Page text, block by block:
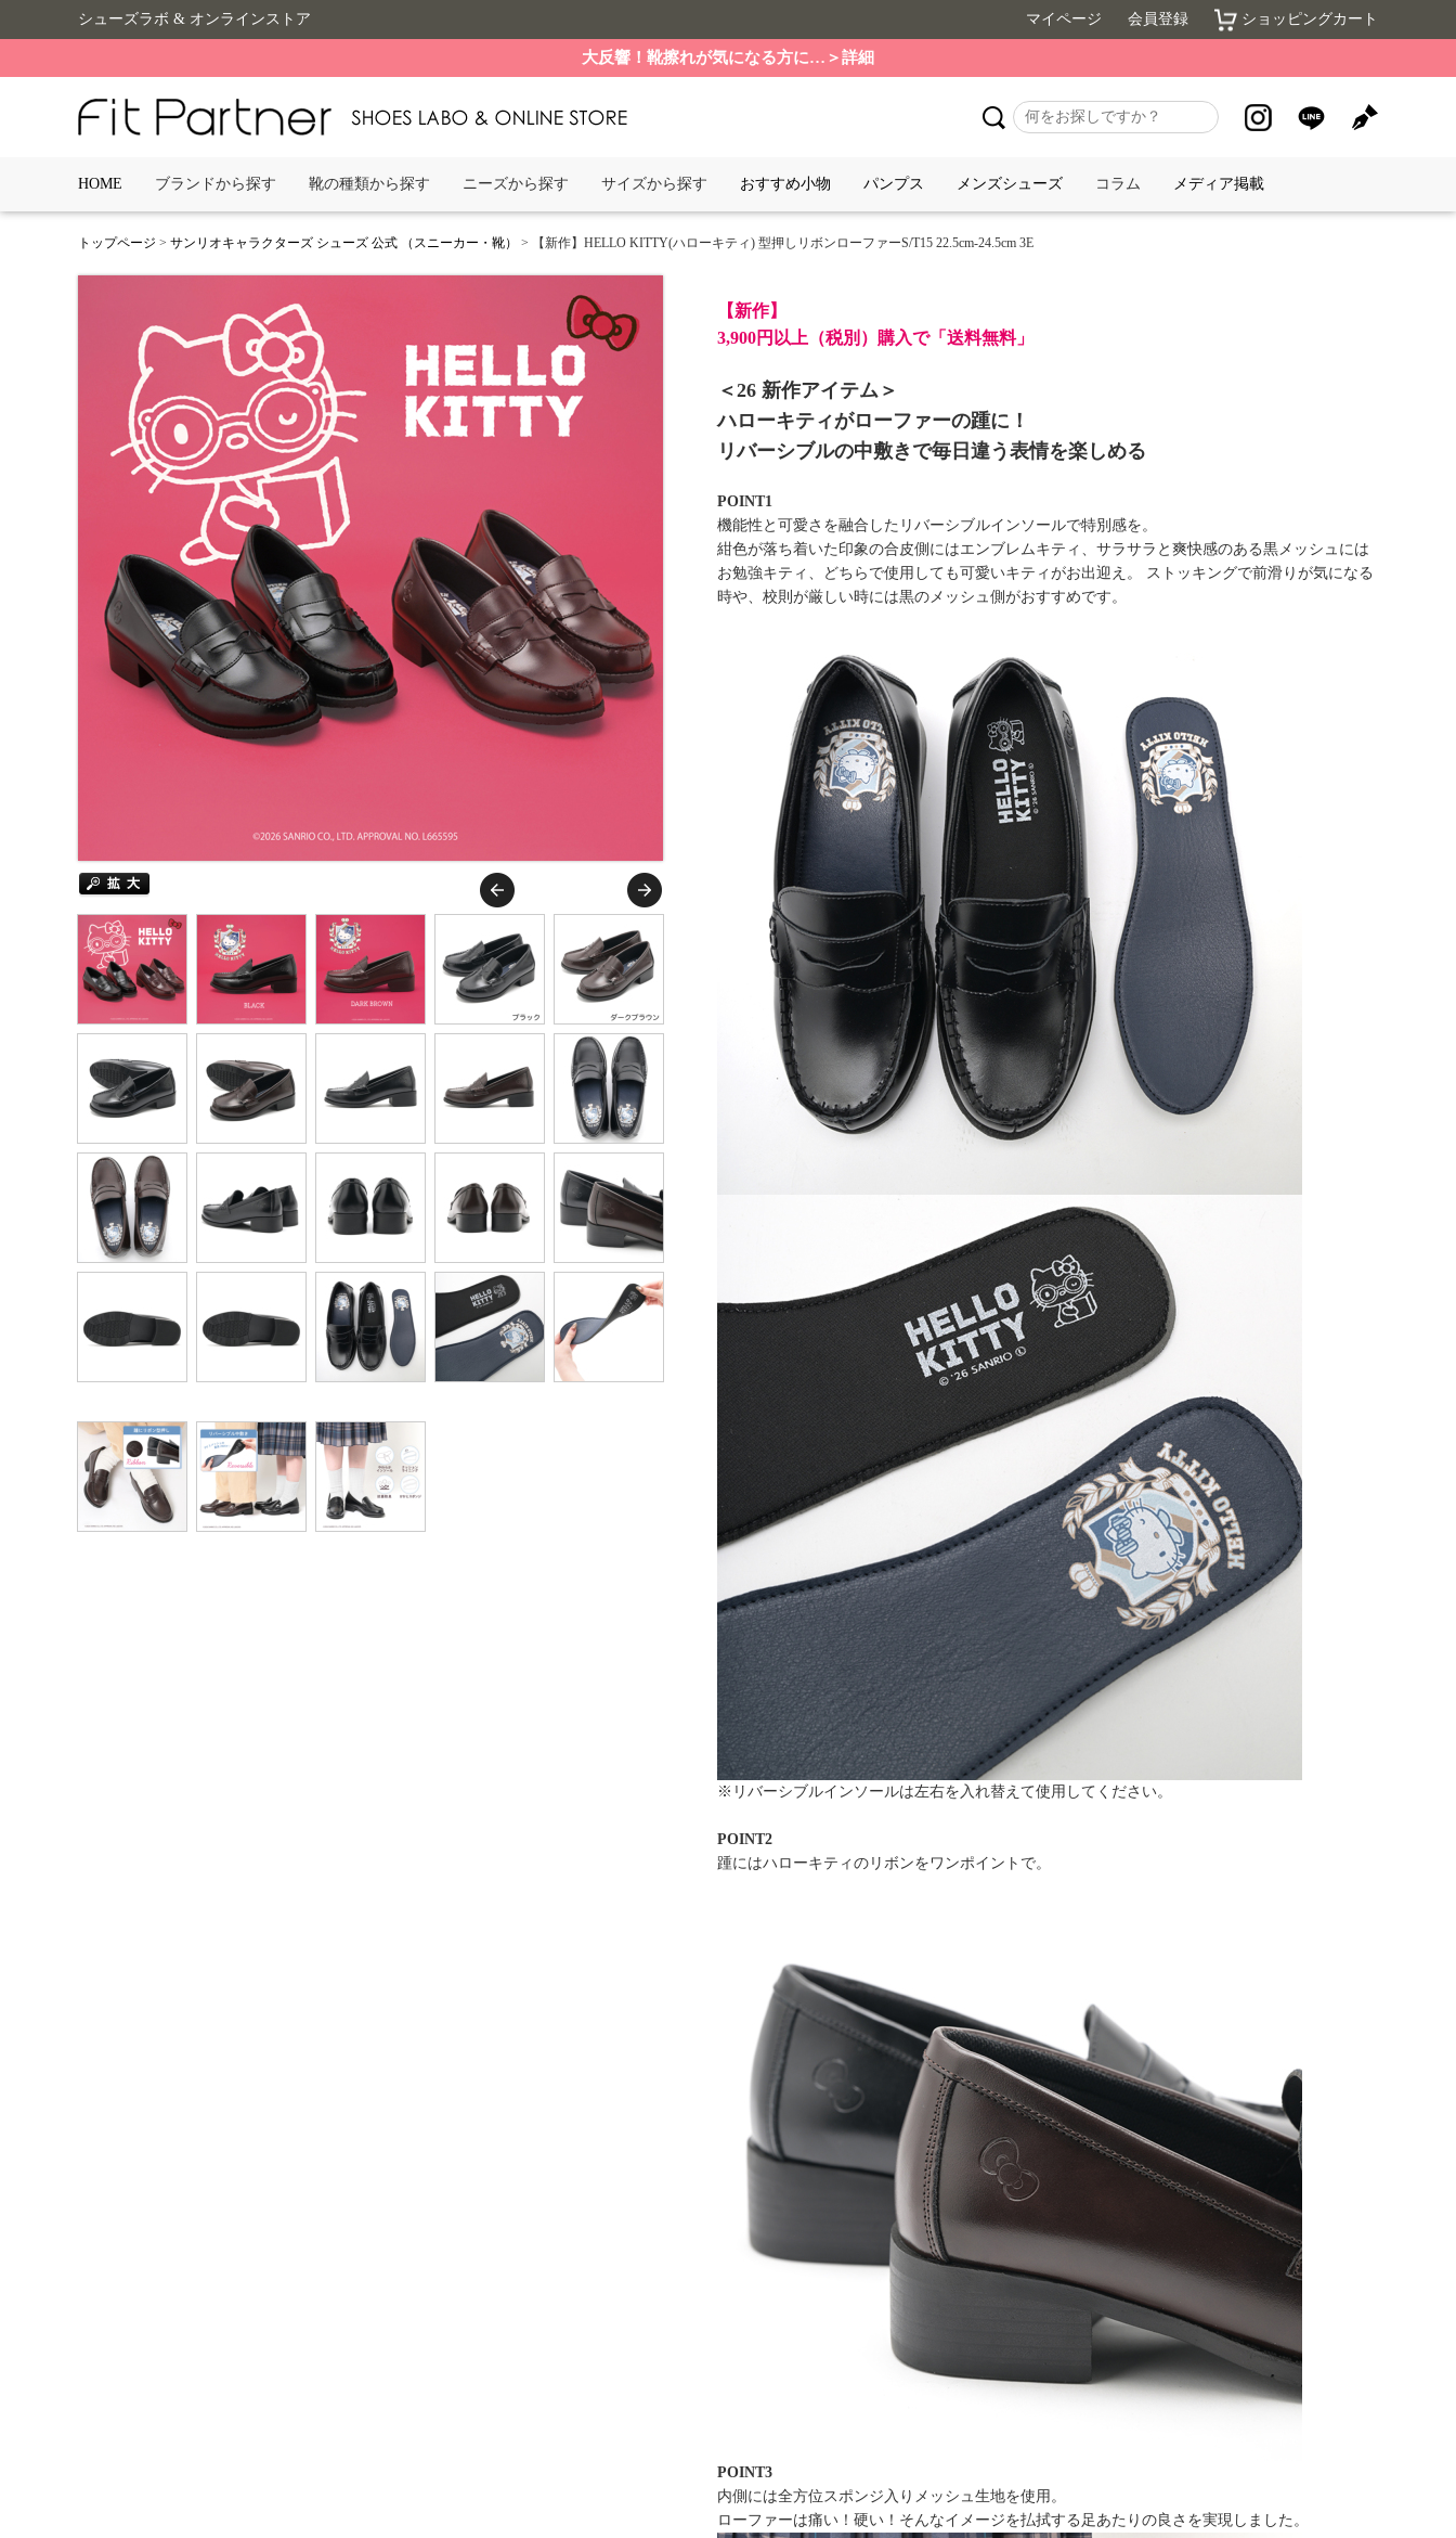
シューズラボ & オンラインストア マイページ 会員登録 ショッピングカート
大反響！靴擦れが気になる方に…＞詳細
HOME ブランドから探す 靴の種類から探す ニーズから探す サイズから探す おすすめ小物 パンプス メンズシューズ コラム メディア掲載
トップページ > サンリオキャラクターズ シューズ 公式 （スニーカー・靴） > 【新作】HELLO KITTY(ハローキティ) 型押しリボンローファーS/T15 22.5cm-24.5cm 3E
【新作】
3,900円以上（税別）購入で「送料無料」
＜26 新作アイテム＞
ハローキティがローファーの踵に！
リバーシブルの中敷きで毎日違う表情を楽しめる
POINT1
機能性と可愛さを融合したリバーシブルインソールで特別感を。
紺色が落ち着いた印象の合皮側にはエンブレムキティ、サラサラと爽快感のある黒メッシュには
お勉強キティ、どちらで使用しても可愛いキティがお出迎え。 ストッキングで前滑りが気になる
時や、校則が厳しい時には黒のメッシュ側がおすすめです。
※リバーシブルインソールは左右を入れ替えて使用してください。
POINT2
踵にはハローキティのリボンをワンポイントで。
POINT3
内側には全方位スポンジ入りメッシュ生地を使用。
ローファーは痛い！硬い！そんなイメージを払拭する足あたりの良さを実現しました。